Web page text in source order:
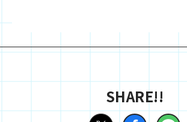
SHARE!!